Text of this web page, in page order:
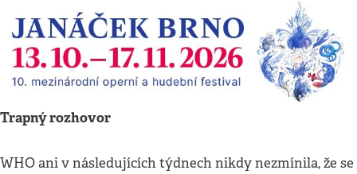
Trapný rozhovor
WHO ani v následujících týdnech nikdy nezmínila, že se